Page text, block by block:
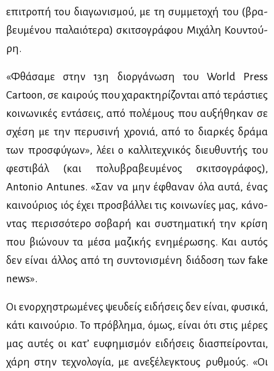
επι­τρο­πή του δια­γω­νι­σμού, με τη συμ­με­το­χή του (βρα­
βευ­μέ­νου πα­λαιό­τε­ρα) σκι­τσο­γρά­φου Μι­χά­λη Κου­ντού­
ρη.
«Φθά­σα­με στην 13η διορ­γά­νω­ση του World Press
Cartoon, σε και­ρούς που χα­ρα­κτη­ρί­ζο­νται από τε­ρά­στιες
κοι­νω­νι­κές εντά­σεις, από πο­λέ­μους που αυ­ξή­θη­καν σε
σχέ­ση με την πε­ρυ­σι­νή χρο­νιά, από το διαρ­κές δρά­μα
των προ­σφύ­γων», λέ­ει ο καλ­λι­τε­χνι­κός διευ­θυ­ντής του
φε­στι­βάλ (και πο­λυ­βρα­βευ­μέ­νος σκι­τσο­γρά­φος),
Antonio Antunes. «Σαν να μην έφθα­ναν όλα αυ­τά, ένας
και­νού­ριος ιός έχει προ­σβάλ­λει τις κοι­νω­νί­ες μας, κά­νο­
ντας πε­ρισ­σό­τε­ρο σο­βα­ρή και συ­στη­μα­τι­κή την κρί­ση
που βιώ­νουν τα μέ­σα μα­ζι­κής ενη­μέ­ρω­σης. Και αυ­τός
δεν εί­ναι άλ­λος από τη συ­ντο­νι­σμέ­νη διά­δο­ση των fake
news».
Οι ενορ­χη­στρω­μέ­νες ψευ­δείς ει­δή­σεις δεν εί­ναι, φυ­σι­κά,
κά­τι και­νού­ριο. Το πρό­βλη­μα, όμως, εί­ναι ότι στις μέ­ρες
μας αυ­τές οι κα­τ’ ευ­φη­μι­σμόν ει­δή­σεις δια­σπεί­ρο­νται,
χά­ρη στην τε­χνο­λο­γία, με ανε­ξέ­λεγ­κτους ρυθ­μούς. «Οι